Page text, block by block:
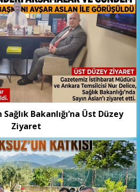
Bakanlığı’na Üst Düzey
Ziyaret